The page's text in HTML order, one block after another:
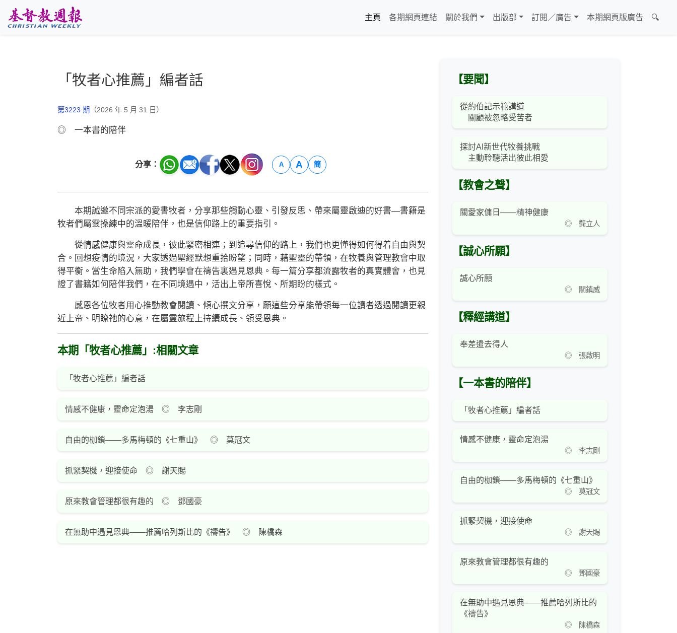
主頁
各期網頁連結 關於我們 出版部 訂閱／廣告 本期網頁版廣告 🔍
「牧者心推薦」編者話
第3223 期 （2026 年 5 月 31 日）
◎ 一本書的陪伴
分享： A A 簡
本期誠邀不同宗派的愛書牧者，分享那些觸動心靈、引發反思、帶來屬靈啟迪的好書—書籍是
牧者們屬靈操練中的溫暖陪伴，也是信仰路上的重要指引。
從情感健康與靈命成長，彼此緊密相連；到追尋信仰的路上，我們也更懂得如何得着自由與契
合。回想疫情的境況，大家透過聖經默想重拾盼望；同時，藉聖靈的帶領，在牧養與管理教會中取
得平衡。當生命陷入無助，我們學會在禱告裏遇見恩典。每一篇分享都流露牧者的真實體會，也見
證了書籍如何陪伴我們，在不同境遇中，活出上帝所喜悅、所期盼的樣式。
感恩各位牧者用心推動教會閱讀、傾心撰文分享，願這些分享能帶領每一位讀者透過閱讀更親
近上帝、明瞭祂的心意，在屬靈旅程上持續成長、領受恩典。
本期「牧者心推薦」:相關文章
「牧者心推薦」編者話
情感不健康，靈命定泡湯 ◎ 李志剛
自由的枷鎖——多馬梅頓的《七重山》 ◎ 莫冠文
抓緊契機，迎接使命 ◎ 謝天賜
原來教會管理都很有趣的 ◎ 鄧國豪
在無助中遇見恩典——推薦哈列斯比的《禱告》 ◎ 陳橋森
【要聞】
從約伯記示範講道
關顧被忽略受苦者
探討AI新世代牧養挑戰
主動聆聽活出彼此相愛
【教會之聲】
關愛家傭日——精神健康
◎ 龔立人
【誠心所願】
誠心所願
◎ 關鎮威
【釋經講道】
奉差遣去得人
◎ 張啟明
【一本書的陪伴】
「牧者心推薦」編者話
情感不健康，靈命定泡湯
◎ 李志剛
自由的枷鎖——多馬梅頓的《七重山》
◎ 莫冠文
抓緊契機，迎接使命
◎ 謝天賜
原來教會管理都很有趣的
◎ 鄧國豪
在無助中遇見恩典——推薦哈列斯比的
《禱告》
◎ 陳橋森